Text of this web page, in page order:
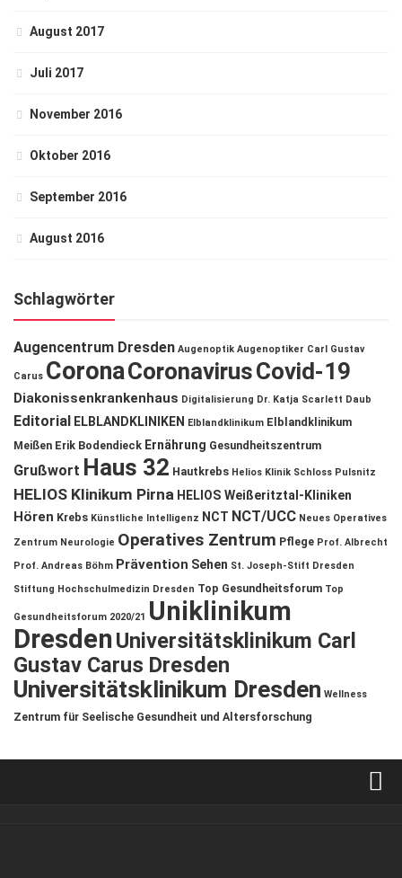
August 2017
Juli 2017
November 2016
Oktober 2016
September 2016
August 2016
Schlagwörter
Augencentrum Dresden Augenoptik Augenoptiker Carl Gustav
Carus CoronaCoronavirusCovid-19
Diakonissenkrankenhaus Digitalisierung Dr. Katja Scarlett Daub
Editorial ELBLANDKLINIKEN Elblandklinikum Elblandklinikum
Meißen Erik Bodendieck Ernährung Gesundheitszentrum
Grußwort Haus 32 Hautkrebs Helios Klinik Schloss Pulsnitz
HELIOS Klinikum Pirna HELIOS Weißeritztal-Kliniken
Hören Krebs Künstliche Intelligenz NCT NCT/UCC Neues Operatives
Zentrum Neurologie Operatives Zentrum Pflege Prof. Albrecht
Prof. Andreas Böhm Prävention Sehen St. Joseph-Stift Dresden
Stiftung Hochschulmedizin Dresden Top Gesundheitsforum Top
Gesundheitsforum 2020/21 Uniklinikum
DresdenUniversitätsklinikum Carl
Gustav Carus Dresden
Universitätsklinikum Dresden Wellness
Zentrum für Seelische Gesundheit und Altersforschung